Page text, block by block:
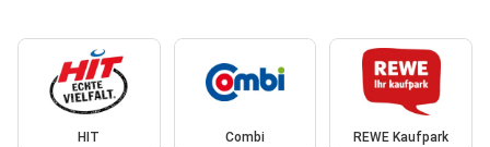
HIT Combi REWE Kaufpark